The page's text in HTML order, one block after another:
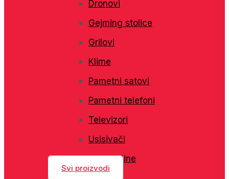
Dronovi
Gejming stolice
Grilovi
Klime
Pametni satovi
Pametni telefoni
Televizori
Usisivači
Veš mašine
Svi proizvodi